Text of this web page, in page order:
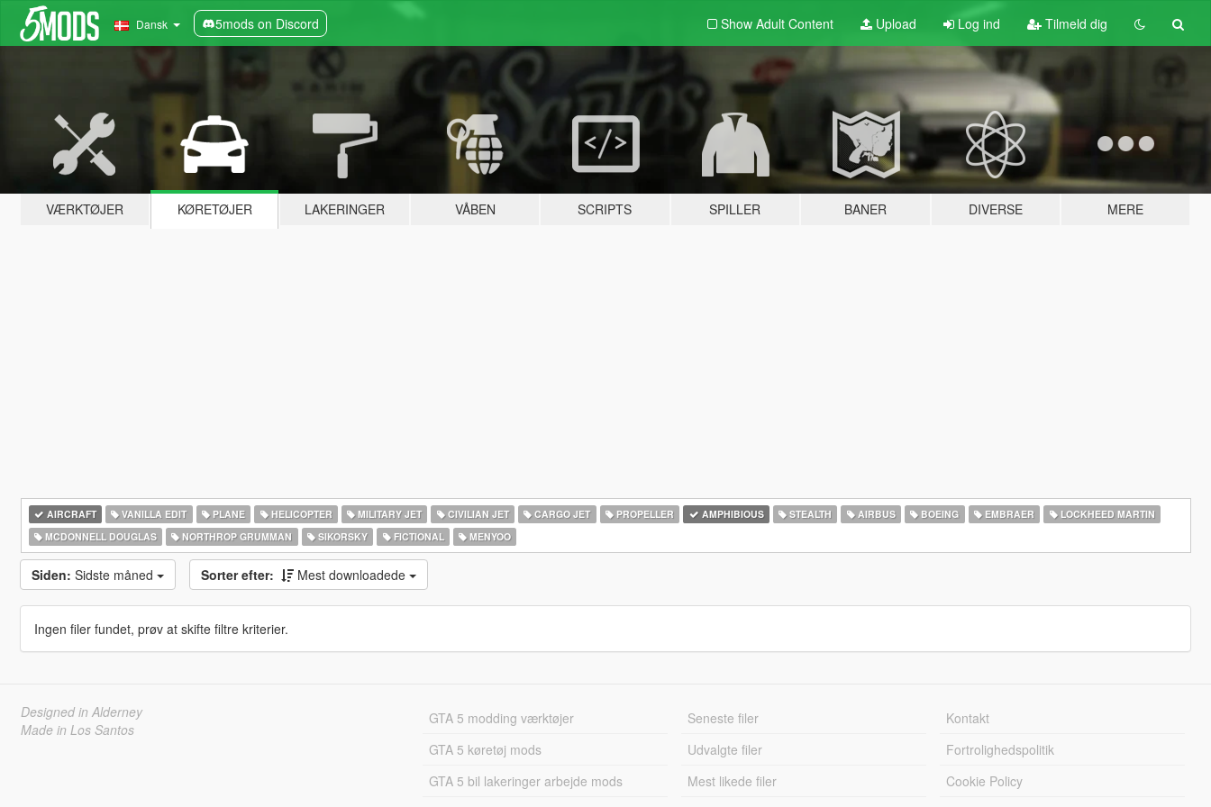
Dansk 5mods on Discord Show Adult Content Upload Log ind Tilmeld dig
VÆRKTØJER KØRETØJER LAKERINGER VÅBEN SCRIPTS SPILLER BANER DIVERSE MERE
AIRCRAFT VANILLA EDIT PLANE HELICOPTER MILITARY JET CIVILIAN JET CARGO JET PROPELLER AMPHIBIOUS STEALTH AIRBUS BOEING EMBRAER
LOCKHEED MARTIN
MCDONNELL DOUGLAS
NORTHROP GRUMMAN SIKORSKY FICTIONAL MENYOO
Siden: Sidste måned Sorter efter: Mest downloadede
Ingen filer fundet, prøv at skifte filtre kriterier.
Designed in Alderney
Made in Los Santos
GTA 5 modding værktøjer
GTA 5 køretøj mods
GTA 5 bil lakeringer arbejde mods
Seneste filer
Udvalgte filer
Mest likede filer
Kontakt
Fortrolighedspolitik
Cookie Policy